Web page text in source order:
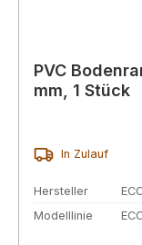
PVC
mm, 1 Stück
In Zulauf
Hersteller
Modelllinie